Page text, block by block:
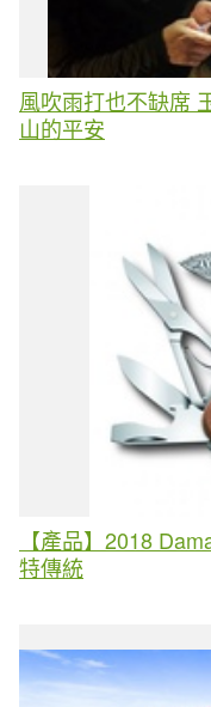
風吹雨打也不缺席
山的平安
【產品】2018
特傳統